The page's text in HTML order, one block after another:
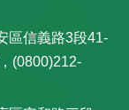
區信義路3段41-
(0800)212-